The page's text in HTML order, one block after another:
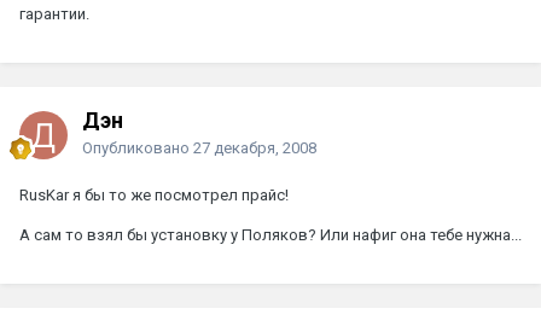
гарантии.
Дэн
Опубликовано 27 декабря, 2008
RusKar я бы то же посмотрел прайс!
А сам то взял бы установку у Поляков? Или нафиг она тебе нужна...